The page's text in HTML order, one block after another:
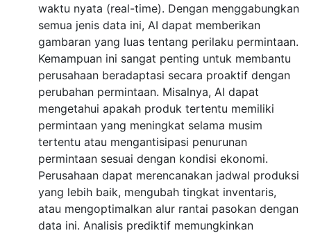
waktu nyata (real-time). Dengan menggabungkan
semua jenis data ini, AI dapat memberikan
gambaran yang luas tentang perilaku permintaan.
Kemampuan ini sangat penting untuk membantu
perusahaan beradaptasi secara proaktif dengan
perubahan permintaan. Misalnya, AI dapat
mengetahui apakah produk tertentu memiliki
permintaan yang meningkat selama musim
tertentu atau mengantisipasi penurunan
permintaan sesuai dengan kondisi ekonomi.
Perusahaan dapat merencanakan jadwal produksi
yang lebih baik, mengubah tingkat inventaris,
atau mengoptimalkan alur rantai pasokan dengan
data ini. Analisis prediktif memungkinkan